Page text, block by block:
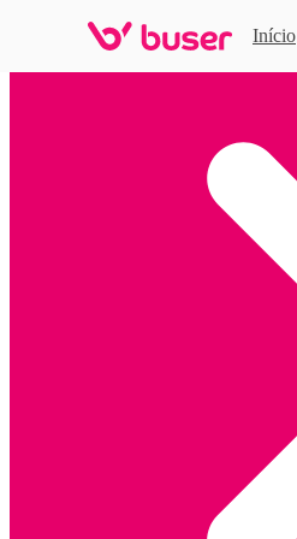
Início